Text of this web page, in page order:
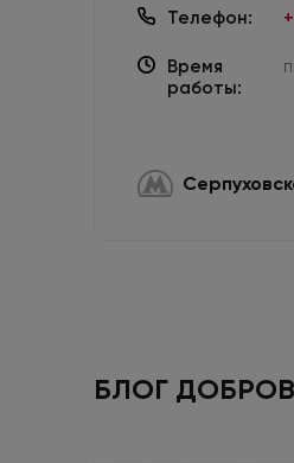
Телефон:
Время
работы:
БЛОГ